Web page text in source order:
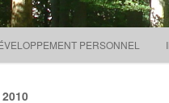
PERSONNEL